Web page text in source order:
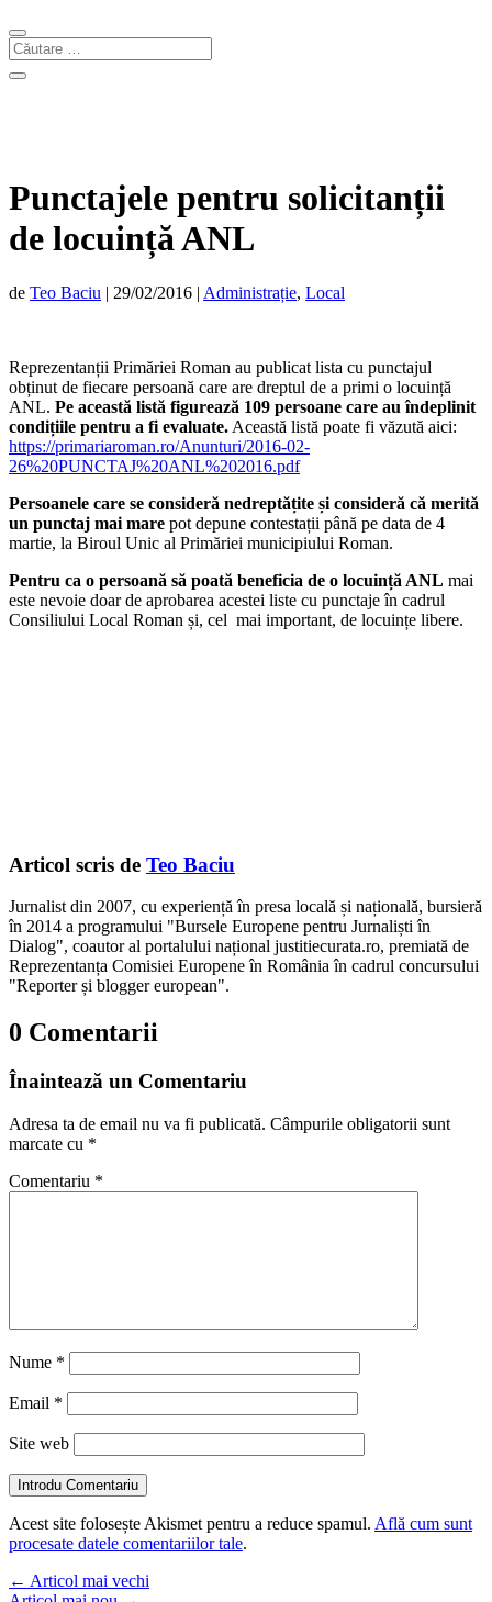
Punctajele pentru solicitanții
de locuință ANL
de Teo Baciu | 29/02/2016 | Administrație, Local
Reprezentanții Primăriei Roman au publicat lista cu punctajul
obținut de fiecare persoană care are dreptul de a primi o locuință
ANL. Pe această listă figurează 109 persoane care au îndeplinit
condițiile pentru a fi evaluate. Această listă poate fi văzută aici:
https://primariaroman.ro/Anunturi/2016-02-
26%20PUNCTAJ%20ANL%202016.pdf
Persoanele care se consideră nedreptățite și consideră că merită
un punctaj mai mare pot depune contestații până pe data de 4
martie, la Biroul Unic al Primăriei municipiului Roman.
Pentru ca o persoană să poată beneficia de o locuință ANL mai
este nevoie doar de aprobarea acestei liste cu punctaje în cadrul
Consiliului Local Roman și, cel mai important, de locuințe libere.
Articol scris de Teo Baciu
Jurnalist din 2007, cu experiență în presa locală și națională, bursieră
în 2014 a programului "Bursele Europene pentru Jurnaliști în
Dialog", coautor al portalului național justitiecurata.ro, premiată de
Reprezentanța Comisiei Europene în România în cadrul concursului
"Reporter și blogger european".
0 Comentarii
Înaintează un Comentariu
Adresa ta de email nu va fi publicată. Câmpurile obligatorii sunt
marcate cu *
Comentariu *
Nume *
Email *
Site web
Introdu Comentariu
Acest site folosește Akismet pentru a reduce spamul. Află cum sunt
procesate datele comentariilor tale.
← Articol mai vechi